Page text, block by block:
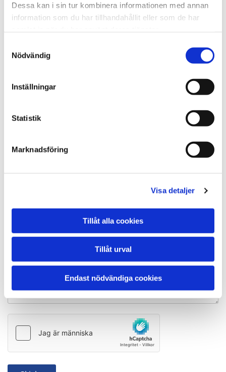
Dessa kan i sin tur kombinera informationen med annan
information som du har tillhandahållit eller som de har
Nödvändig
Inställningar
Statistik
Marknadsföring
Visa detaljer
Tillåt alla cookies
Tillåt urval
Endast nödvändiga cookies
Mobilnummer*
Erfarenhet 3-5 år
Ingen fil vald
Meddelande, beskriv gärna varför du söker jobbet och
varför du tycker att vi skall välja dig!